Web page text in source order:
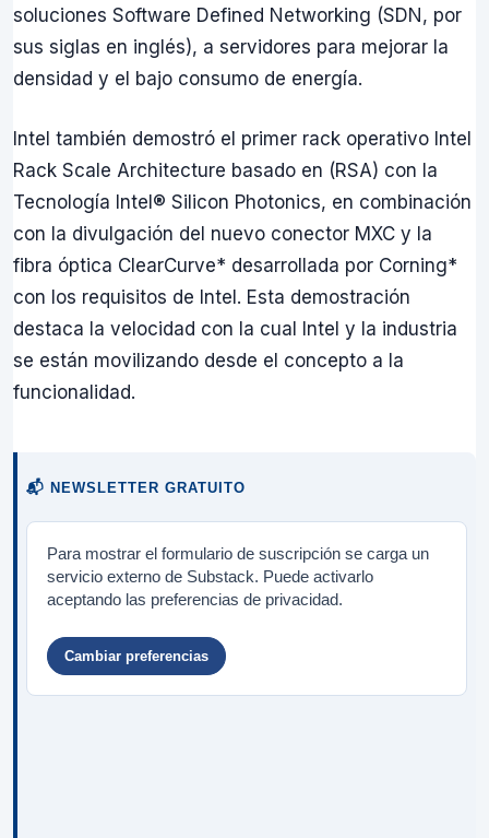
soluciones Software Defined Networking (SDN, por
sus siglas en inglés), a servidores para mejorar la
densidad y el bajo consumo de energía.
Intel también demostró el primer rack operativo Intel
Rack Scale Architecture basado en (RSA) con la
Tecnología Intel® Silicon Photonics, en combinación
con la divulgación del nuevo conector MXC y la
fibra óptica ClearCurve* desarrollada por Corning*
con los requisitos de Intel. Esta demostración
destaca la velocidad con la cual Intel y la industria
se están movilizando desde el concepto a la
funcionalidad.
📬 NEWSLETTER GRATUITO
Para mostrar el formulario de suscripción se carga un
servicio externo de Substack. Puede activarlo
aceptando las preferencias de privacidad.
Cambiar preferencias